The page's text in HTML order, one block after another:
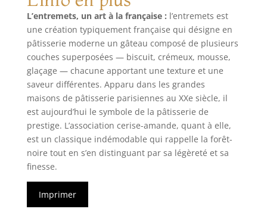
L’entremets, un art à la française : l’entremets est
une création typiquement française qui désigne en
pâtisserie moderne un gâteau composé de plusieurs
couches superposées — biscuit, crémeux, mousse,
glaçage — chacune apportant une texture et une
saveur différentes. Apparu dans les grandes
maisons de pâtisserie parisiennes au XXe siècle, il
est aujourd’hui le symbole de la pâtisserie de
prestige. L’association cerise-amande, quant à elle,
est un classique indémodable qui rappelle la forêt-
noire tout en s’en distinguant par sa légèreté et sa
finesse.
Imprimer